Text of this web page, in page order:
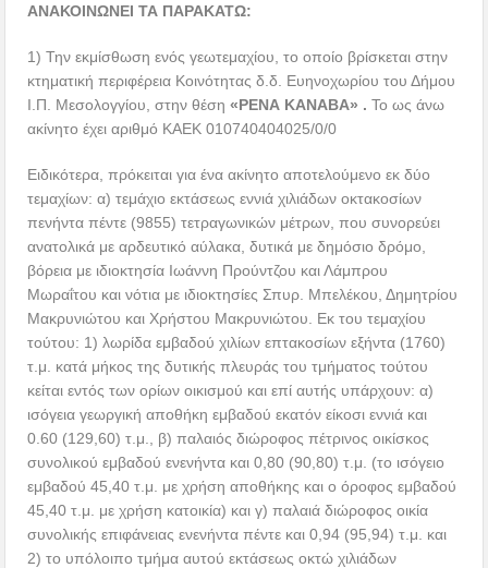
ΑΝΑΚΟΙΝΩΝΕΙ ΤΑ ΠΑΡΑΚΑΤΩ:
1) Την εκμίσθωση ενός γεωτεμαχίου, το οποίο βρίσκεται στην
κτηματική περιφέρεια Κοινότητας δ.δ. Ευηνοχωρίου του Δήμου
Ι.Π. Μεσολογγίου, στην θέση«ΡΕΝΑ ΚΑΝΑΒΑ» . Το ως άνω
ακίνητο έχει αριθμό ΚΑΕΚ 010740404025/0/0
Ειδικότερα, πρόκειται για ένα ακίνητο αποτελούμενο εκ δύο
τεμαχίων: α) τεμάχιο εκτάσεως εννιά χιλιάδων οκτακοσίων
πενήντα πέντε (9855) τετραγωνικών μέτρων, που συνορεύει
ανατολικά με αρδευτικό αύλακα, δυτικά με δημόσιο δρόμο,
βόρεια με ιδιοκτησία Ιωάννη Προύντζου και Λάμπρου
Μωραΐτου και νότια με ιδιοκτησίες Σπυρ. Μπελέκου, Δημητρίου
Μακρυνιώτου και Χρήστου Μακρυνιώτου. Εκ του τεμαχίου
τούτου: 1) λωρίδα εμβαδού χιλίων επτακοσίων εξήντα (1760)
τ.μ. κατά μήκος της δυτικής πλευράς του τμήματος τούτου
κείται εντός των ορίων οικισμού και επί αυτής υπάρχουν: α)
ισόγεια γεωργική αποθήκη εμβαδού εκατόν είκοσι εννιά και
0.60 (129,60) τ.μ., β) παλαιός διώροφος πέτρινος οικίσκος
συνολικού εμβαδού ενενήντα και 0,80 (90,80) τ.μ. (το ισόγειο
εμβαδού 45,40 τ.μ. με χρήση αποθήκης και ο όροφος εμβαδού
45,40 τ.μ. με χρήση κατοικία) και γ) παλαιά διώροφος οικία
συνολικής επιφάνειας ενενήντα πέντε και 0,94 (95,94) τ.μ. και
2) το υπόλοιπο τμήμα αυτού εκτάσεως οκτώ χιλιάδων